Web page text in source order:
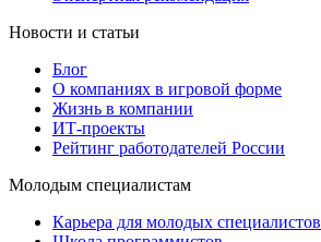
Новости и статьи
Блог
О компаниях в игровой форме
Жизнь в компании
ИТ-проекты
Рейтинг работодателей России
Молодым специалистам
Карьера для молодых специалистов